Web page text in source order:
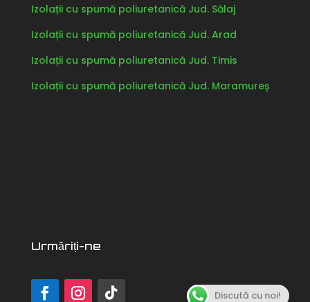
Izolații cu spumă poliuretanică Jud. Sălaj
Izolații cu spumă poliuretanică Jud. Arad
Izolații cu spumă poliuretanică Jud. Timis
Izolații cu spumă poliuretanică Jud. Maramureș
Urmăriți-ne
Discută cu noi!